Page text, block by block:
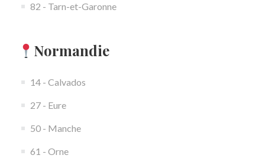
82 - Tarn-et-Garonne
Normandie
14 - Calvados
27 - Eure
50 - Manche
61 - Orne